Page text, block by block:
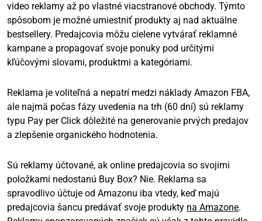
video reklamy až po vlastné viacstranové obchody. Týmto
spôsobom je možné umiestniť produkty aj nad aktuálne
bestsellery. Predajcovia môžu cielene vytvárať reklamné
kampane a propagovať svoje ponuky pod určitými
kľúčovými slovami, produktmi a kategóriami.
Reklama je voliteľná a nepatrí medzi náklady Amazon FBA,
ale najmä počas fázy uvedenia na trh (60 dní) sú reklamy
typu Pay per Click dôležité na generovanie prvých predajov
a zlepšenie organického hodnotenia.
Sú reklamy účtované, ak online predajcovia so svojimi
položkami nedostanú Buy Box? Nie. Reklama sa
spravodlivo účtuje od Amazonu iba vtedy, keď majú
predajcovia šancu predávať svoje produkty na Amazone.